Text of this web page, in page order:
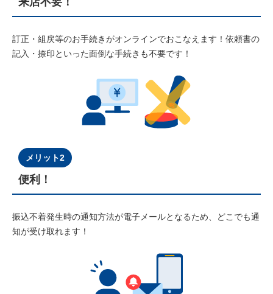
訂正・組戻等のお手続きがオンラインでおこなえます！依頼書の
記入・捺印といった面倒な手続きも不要です！
メリット2
便利！
振込不着発生時の通知方法が電子メールとなるため、どこでも通
知が受け取れます！